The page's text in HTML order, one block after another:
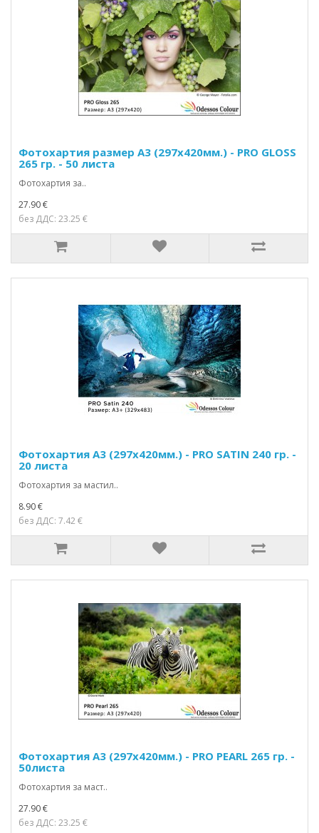
Фотохартия размер А3 (297х420мм.) - PRO GLOSS
265 гр. - 50 листа
Фотохартия за..
27.90 €
без ДДС: 23.25 €
Фотохартия А3 (297x420мм.) - PRO SATIN 240 гр. -
20 листа
Фотохартия за мастил..
8.90 €
без ДДС: 7.42 €
Фотохартия А3 (297х420мм.) - PRO PEARL 265 гр. -
50листа
Фотохартия за маст..
27.90 €
без ДДС: 23.25 €